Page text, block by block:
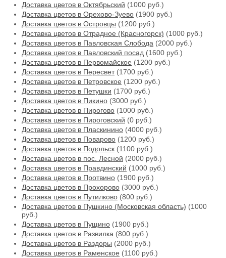
Доставка цветов в Октябрьский (1000 руб.)
Доставка цветов в Орехово-Зуево (1900 руб.)
Доставка цветов в Островцы (1200 руб.)
Доставка цветов в Отрадное (Красногорск) (1000 руб.)
Доставка цветов в Павловская Слобода (2000 руб.)
Доставка цветов в Павловский посад (1600 руб.)
Доставка цветов в Первомайское (1200 руб.)
Доставка цветов в Пересвет(1700 руб.)
Доставка цветов в Петровское (1200 руб.)
Доставка цветов в Петушки (1700 руб.)
Доставка цветов в Пикино (3000 руб.)
Доставка цветов в Пирогово (1000 руб.)
Доставка цветов в Пироговский (0 руб.)
Доставка цветов в Пласкинино (4000 руб.)
Доставка цветов в Поварово (1200 руб.)
Доставка цветов в Подольск (1100 руб.)
Доставка цветов в пос. Лесной (2000 руб.)
Доставка цветов в Правдинский (1000 руб.)
Доставка цветов в Протвино (1900 руб.)
Доставка цветов в Прохорово (3000 руб.)
Доставка цветов в Путилково (800 руб.)
Доставка цветов в Пушкино (Московская область) (1000
руб.)
Доставка цветов в Пущино (1900 руб.)
Доставка цветов в Развилка (800 руб.)
Доставка цветов в Раздоры (2000 руб.)
Доставка цветов в Раменское (1100 руб.)